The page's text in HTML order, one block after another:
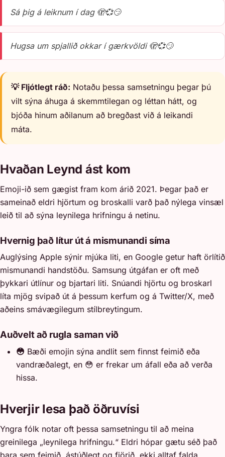
Sá þig á leiknum í dag 🫣💞😏
Hugsa um spjallið okkar í gærkvöldi 🫣💞😏
💡 Fljótlegt ráð: Notaðu þessa samsetningu þegar þú
vilt sýna áhuga á skemmtilegan og léttan hátt, og
bjóða hinum aðilanum að bregðast við á leikandi
máta.
Hvaðan Leynd ást kom
Emoji-ið sem gægist fram kom árið 2021. Þegar það er
sameinað eldri hjörtum og broskalli varð það nýlega vinsæl
leið til að sýna leynilega hrifningu á netinu.
Hvernig það lítur út á mismunandi síma
Auglýsing Apple sýnir mjúka liti, en Google getur haft örlítið
mismunandi handstöðu. Samsung útgáfan er oft með
þykkari útlínur og bjartari liti. Snúandi hjörtu og broskarl
líta mjög svipað út á þessum kerfum og á Twitter/X, með
aðeins smávægilegum stílbreytingum.
Auðvelt að rugla saman við
😳 Bæði emojin sýna andlit sem finnst feimið eða
vandræðalegt, en 😳 er frekar um áfall eða að verða
hissa.
Hverjir lesa það öðruvísi
Yngra fólk notar oft þessa samsetningu til að meina
greinilega „leynilega hrifningu.“ Eldri hópar gætu séð það
bara sem feimið, ástúðlegt og fjörið, ekki alltaf falda